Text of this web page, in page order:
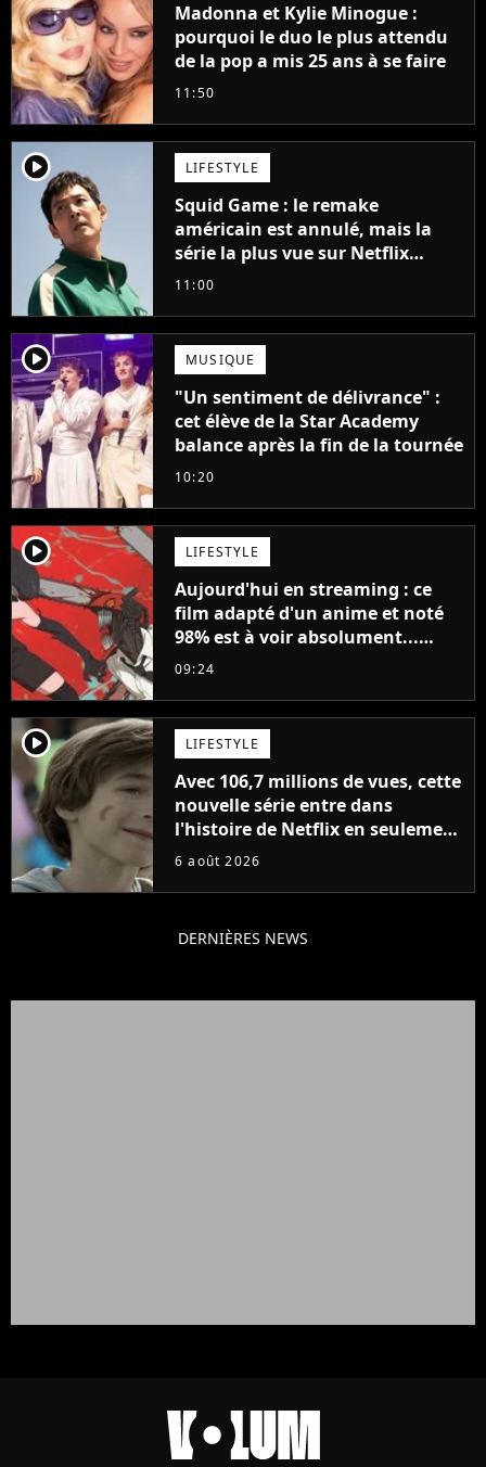
Madonna et Kylie Minogue :
pourquoi le duo le plus attendu
de la pop a mis 25 ans à se faire
11:50
player2 LIFESTYLE
Squid Game : le remake
américain est annulé, mais la
série la plus vue sur Netflix
pourrait avoir une version
11:00
player2 MUSIQUE
"Un sentiment de délivrance" :
cet élève de la Star Academy
balance après la fin de la tournée
10:20
player2 LIFESTYLE
Aujourd'hui en streaming : ce
film adapté d'un anime et noté
98% est à voir absolument...
sinon vous ne comprendrez plus
09:24
player2 LIFESTYLE
Avec 106,7 millions de vues, cette
nouvelle série entre dans
l'histoire de Netflix en seulement
48 jours
6 août 2026
DERNIÈRES NEWS